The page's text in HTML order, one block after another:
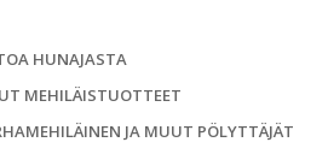
HUNAJASTA
MEHILÄISTUOTTEET
JA MUUT PÖLYTTÄJÄT